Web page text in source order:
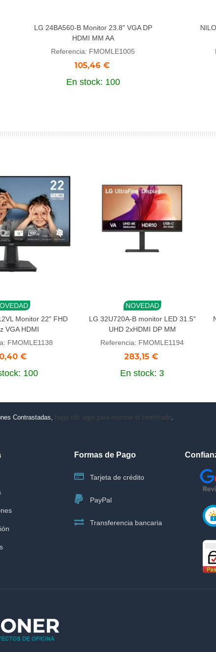
Añadir al carrito
LG 24BA560-B Monitor 23.8" VGA DP
HDMI MM AA
Referencia: FMOMLE1005
105,46 €
En stock: 100
carrito
Monitor 22" FHD
VGA HDMI
FMOMLE1138
€
100
Añadir al carrito
NOVEDAD
LG 32U720A-B monitor LED 31.5"
UHD 2xHDMI DP MM
Referencia: FMOMLE1194
283,15 €
En stock: 3
Contrastadas, haga clic aquí para mostrar el certificado.
Formas de Pago
Tarjeta de crédito
PayPal
Transferencia bancaria